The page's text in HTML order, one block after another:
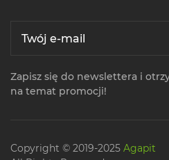
Zapisz się do newslettera i
na temat promocji!
Copyright © 2019-2025 Agapit